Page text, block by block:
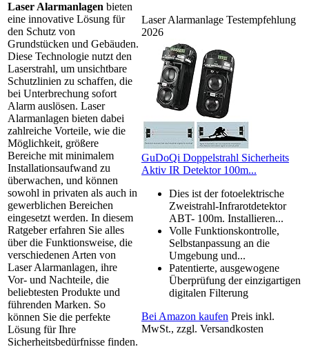
Laser Alarmanlagen bieten
eine innovative Lösung für
den Schutz von
Grundstücken und Gebäuden.
Diese Technologie nutzt den
Laserstrahl, um unsichtbare
Schutzlinien zu schaffen, die
bei Unterbrechung sofort
Alarm auslösen. Laser
Alarmanlagen bieten dabei
zahlreiche Vorteile, wie die
Möglichkeit, größere
Bereiche mit minimalem
Installationsaufwand zu
überwachen, und können
sowohl in privaten als auch in
gewerblichen Bereichen
eingesetzt werden. In diesem
Ratgeber erfahren Sie alles
über die Funktionsweise, die
verschiedenen Arten von
Laser Alarmanlagen, ihre
Vor- und Nachteile, die
beliebtesten Produkte und
führenden Marken. So
können Sie die perfekte
Lösung für Ihre
Sicherheitsbedürfnisse finden.
Laser Alarmanlage Testempfehlung
2026
GuDoQi Doppelstrahl Sicherheits
Aktiv IR Detektor 100m...
Dies ist der fotoelektrische
Zweistrahl-Infrarotdetektor
ABT- 100m. Installieren...
Volle Funktionskontrolle,
Selbstanpassung an die
Umgebung und...
Patentierte, ausgewogene
Überprüfung der einzigartigen
digitalen Filterung
Bei Amazon kaufen Preis inkl.
MwSt., zzgl. Versandkosten